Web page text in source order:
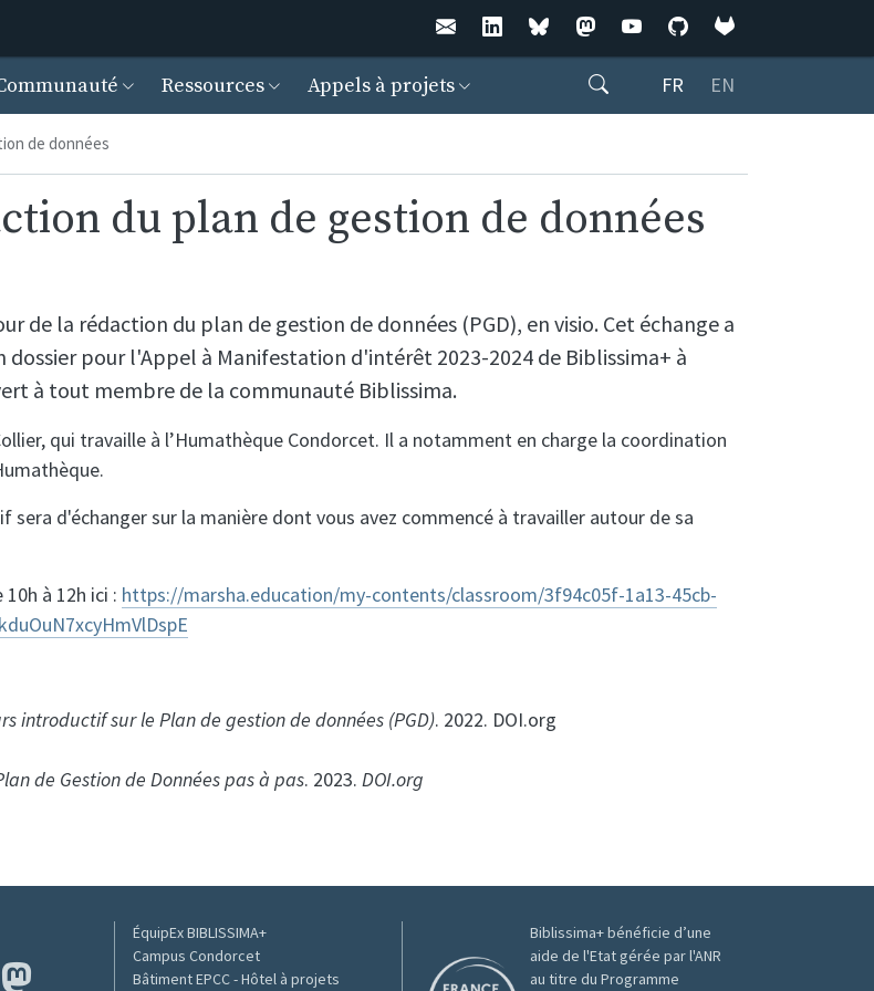
Ressources Appels à projets Rechercher
FR EN
de données
du plan de gestion de données
de la rédaction du plan de gestion de données (PGD), en visio. Cet échange a
pour l'Appel à Manifestation d'intérêt 2023-2024 de Biblissima+ à
à tout membre de la communauté Biblissima.
qui travaille à l’Humathèque Condorcet. Il a notamment en charge la coordination
sera d'échanger sur la manière dont vous avez commencé à travailler autour de sa
à 12h ici : https://marsha.education/my-contents/classroom/3f94c05f-1a13-45cb-
introductif sur le Plan de gestion de données (PGD). 2022. DOI.org
de Gestion de Données pas à pas. 2023. DOI.org
ÉquipEx BIBLISSIMA+
Campus Condorcet
Bâtiment EPCC - Hôtel à projets
Biblissima+ bénéficie d’une
aide de l'Etat gérée par l'ANR
au titre du Programme